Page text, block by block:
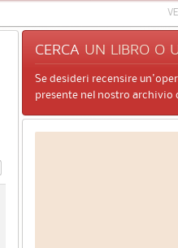
CERCA UN LIBRO O
Se desideri recensire
presente nel nostro archivio